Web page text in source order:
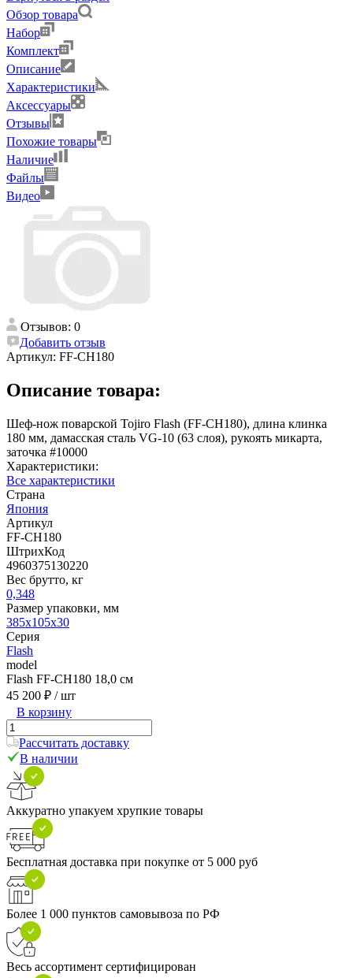
Обзор товара
Набор
Комплект
Описание
Характеристики
Аксессуары
Отзывы
Похожие товары
Наличие
Файлы
Видео
Отзывов: 0
Добавить отзыв
Артикул: FF-CH180
Описание товара:
Шеф-нож поварской Tojiro Flash (FF-CH180), длина клинка
180 мм, дамасская сталь VG-10 (63 слоя), рукоять микарта,
заточка #10000
Характеристики:
Все характеристики
Страна
Япония
Артикул
FF-CH180
ШтрихКод
4960375130220
Вес брутто, кг
0,348
Размер упаковки, мм
385x105x30
Серия
Flash
model
Flash FF-CH180 18,0 см
45 200 ₽ / шт
В корзину
Рассчитать доставку
В наличии
Аккуратно упакуем хрупкие товары
Бесплатная доставка при покупке от 5 000 руб
Более 1 000 пунктов самовывоза по РФ
Весь ассортимент сертифицирован